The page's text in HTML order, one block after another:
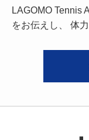
LAGOMO Tennis
をお伝えし、
体